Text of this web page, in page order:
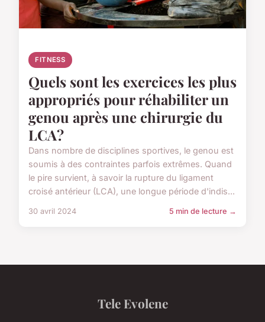
FITNESS
Quels sont les exercices les plus
appropriés pour réhabiliter un
genou après une chirurgie du
LCA?
Dans nombre de disciplines sportives, le genou est
soumis à des contraintes parfois extrêmes. Quand
le pire survient, à savoir la rupture du ligament
croisé antérieur (LCA), une longue période d'indis...
30 avril 2024 5 min de lecture →
Tele Evolene